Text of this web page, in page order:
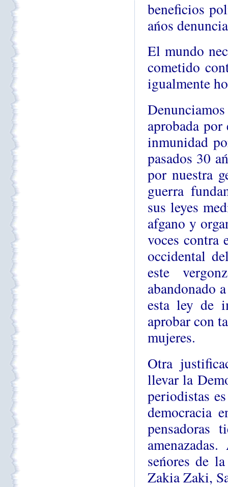
beneficios
ańos
El mundo
cometido
igualmente
aprobada
inmunidad
pasados 30
por nuestra
guerra
sus leyes
afgano y
voces contra
occidental
este
abandonado
esta ley de
aprobar con
mujeres.
Otra
llevar la
periodistas
democracia
pensadoras
seńores de
Zakia Zaki,